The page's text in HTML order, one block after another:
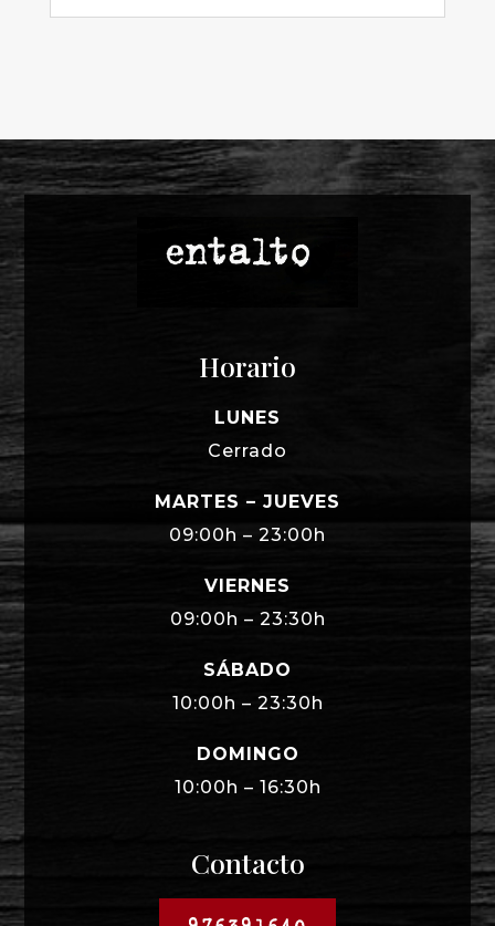
Horario
LUNES
Cerrado
MARTES – JUEVES
09:00h – 23:00h
VIERNES
09:00h – 23:30h
SÁBADO
10:00h – 23:30h
DOMINGO
10:00h – 16:30h
Contacto